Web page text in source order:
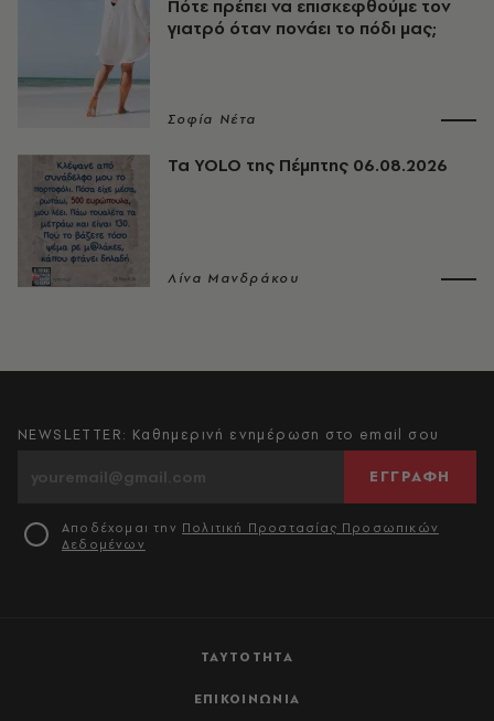
Πότε πρέπει να επισκεφθούμε τον
γιατρό όταν πονάει το πόδι μας;
Σοφία Νέτα
Τα YOLO της Πέμπτης 06.08.2026
Λίνα Μανδράκου
ΤΑΥΤΟΤΗΤΑ
ΕΠΙΚΟΙΝΩΝΙΑ
NEWSLETTER: Καθημερινή ενημέρωση στο email σου
ΕΓΓΡΑΦΗ
Αποδέχομαι την Πολιτική Προστασίας Προσωπικών
Δεδομένων